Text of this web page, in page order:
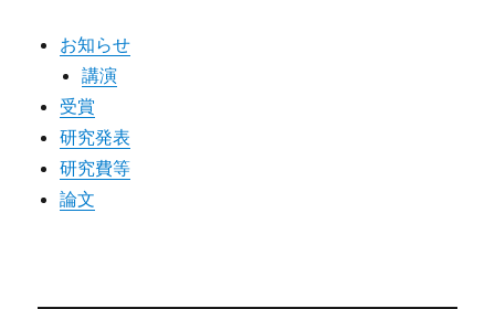
お知らせ
講演
受賞
研究発表
研究費等
論文